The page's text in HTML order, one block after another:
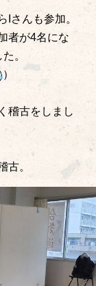
Iさんも参加。
者が4名にな
。
）
稽古をしまし
古。